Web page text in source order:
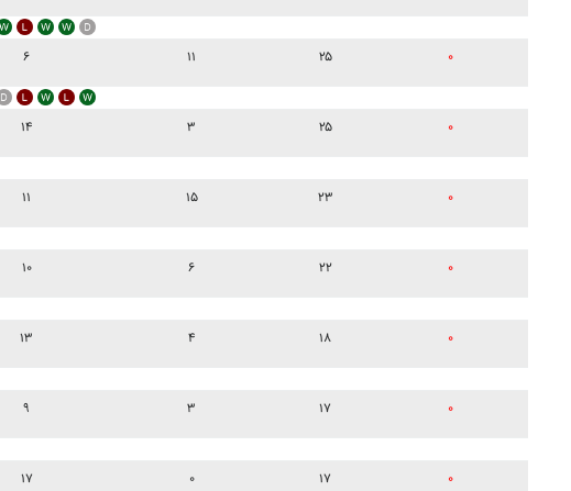
۶ ۱۱ ۲۵ ۰
۱۴ ۳ ۲۵ ۰
۱۱ ۱۵ ۲۳ ۰
۱۰ ۶ ۲۲ ۰
۱۳ ۴ ۱۸ ۰
۹ ۳ ۱۷ ۰
۱۷ ۰ ۱۷ ۰